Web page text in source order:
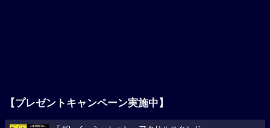
【プレゼントキャンペーン実施中】